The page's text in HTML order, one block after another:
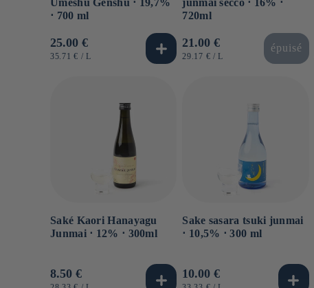
⋅ 700 ml
Prezzo
di
25.00 €
PREZZO
35.71 € / PER
L
720ml
Prezzo
di
21.00 €
PREZZO
29.17 € / PER
L
épuisé
Saké Kaori Hanayagu
Junmai ⋅ 12% ⋅ 300ml
Prezzo
8.50 €
Sake sasara tsuki junmai
⋅ 10,5% ⋅ 300 ml
Prezzo
10.00 €